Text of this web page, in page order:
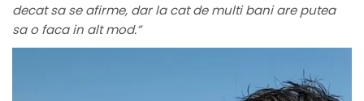
decat sa se afirme, dar la cat de multi bani are putea
sa o faca in alt mod.”